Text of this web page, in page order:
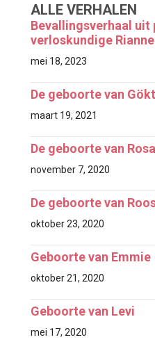
ALLE VERHALEN
Bevallingsverhaal uit
verloskundige Rianne
mei 18, 2023
De geboorte van
maart 19, 2021
De geboorte van Rosa
november 7, 2020
De geboorte van
oktober 23, 2020
Geboorte van Emmie
oktober 21, 2020
Geboorte van Levi
mei 17, 2020